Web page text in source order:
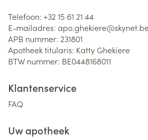
Telefoon: +32 15 61 21 44
E-mailadres: apo.ghekiere@
APB nummer: 231801
Apotheek titularis: Katty Ghekiere
BTW nummer: BE0448168011
Klantenservice
FAQ
Uw apotheek